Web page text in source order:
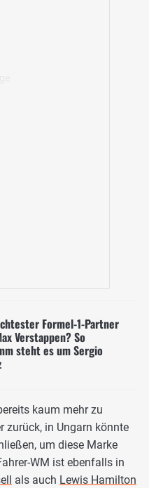
Formel-1-Partner
Verstappen? So
steht es um Sergio
kaum mehr zu
zurück, in Ungarn könnte
um diese Marke
WM ist ebenfalls in
als auch Lewis Hamilton